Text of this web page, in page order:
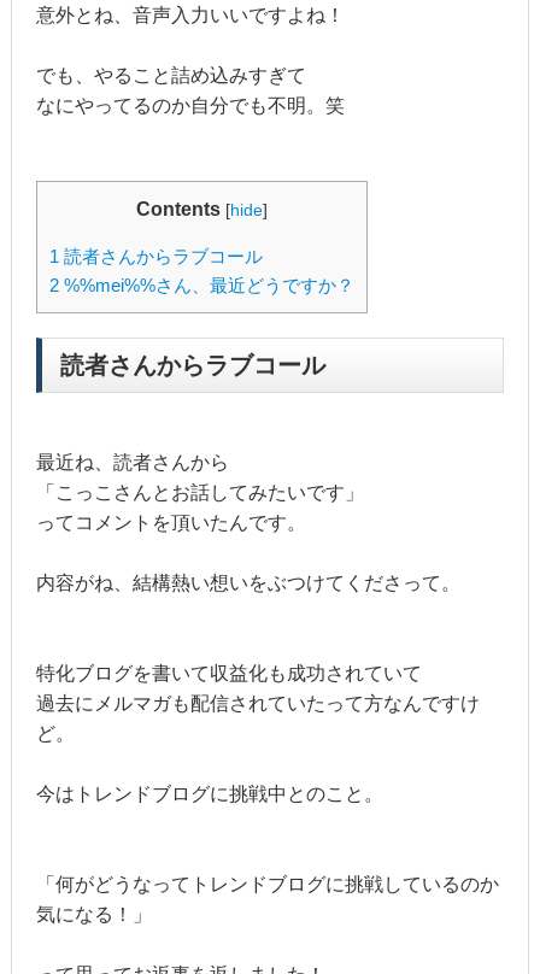
意外とね、音声入力いいですよね！
でも、やること詰め込みすぎて
なにやってるのか自分でも不明。笑
Contents [hide]
1 読者さんからラブコール
2%%mei%%さん、最近どうですか？
読者さんからラブコール
最近ね、読者さんから
「こっこさんとお話してみたいです」
ってコメントを頂いたんです。
内容がね、結構熱い想いをぶつけてくださって。
特化ブログを書いて収益化も成功されていて
過去にメルマガも配信されていたって方なんですけ
ど。
今はトレンドブログに挑戦中とのこと。
「何がどうなってトレンドブログに挑戦しているのか
気になる！」